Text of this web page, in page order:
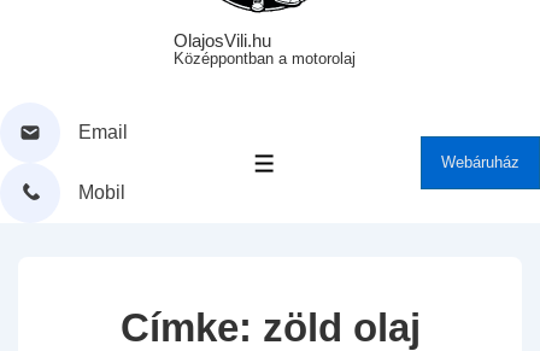
OlajosVili.hu
Középpontban a motorolaj
Email
Mobil
MENÜ Webáruház
Címke: zöld olaj